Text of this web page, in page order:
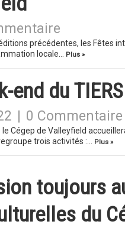
précédentes, les Fêtes
locale…
Plus »
end du
0 Commentaire
le Cégep de Valleyfield
trois activités :…
Plus »
toujours
du